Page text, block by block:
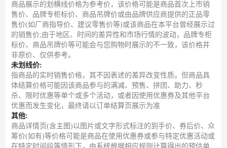
商品展示的划横线价格为参考价，该价格可能是商品首次上市销
售价、品牌专柜标价、商品吊牌价或由品牌供应商提供的正品零
售价(如厂商指导价、建议零售价等)或该商品在本平台曾经展示过
的销售价;由于地区、时间的差异性和市场行情的波动，品牌专柜
标价、商品吊牌价等可能会与您购物时展示的不一致，该价格并
非原价、仅供参考。
未划线价:
指商品的实时销售价格，其不因表述的差异改变性质。但商品具
体结算价格可能因该商品参与的满减、预售、拼团、助力、秒
杀、限时优惠等单个或多个活动，或者因使用优惠券及其他平台
优惠而发生变化，最终请以订单结算页展示为准
其他:
商品详情页(含主图)以图片或文字形式标注的到手价、券后价、众
筹价(如有)等价格可能是商品在使用优惠券或参与特定优惠活动或
在特定时间段等情形下，由系统根据相应规则计算得出的预估单